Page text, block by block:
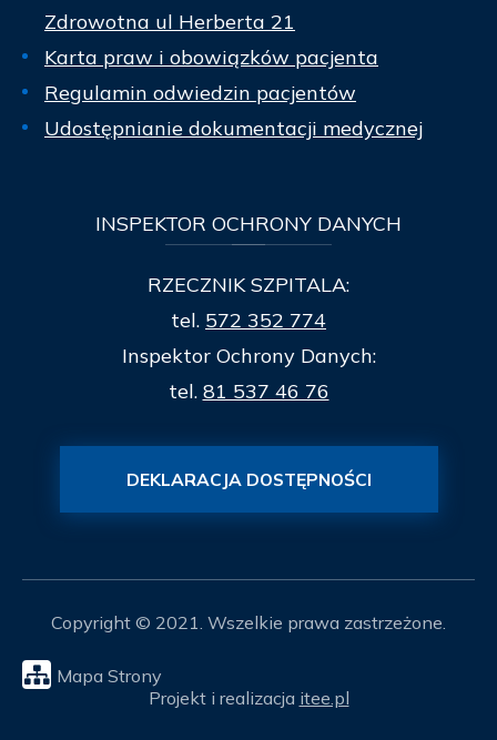
Zdrowotna ul Herberta 21
Karta praw i obowiązków pacjenta
Regulamin odwiedzin pacjentów
Udostępnianie dokumentacji medycznej
INSPEKTOR OCHRONY DANYCH
RZECZNIK SZPITALA:
tel. 572 352 774
Inspektor Ochrony Danych:
tel. 81 537 46 76
DEKLARACJA DOSTĘPNOŚCI
Copyright © 2021. Wszelkie prawa zastrzeżone.
Mapa Strony
Projekt i realizacja itee.pl